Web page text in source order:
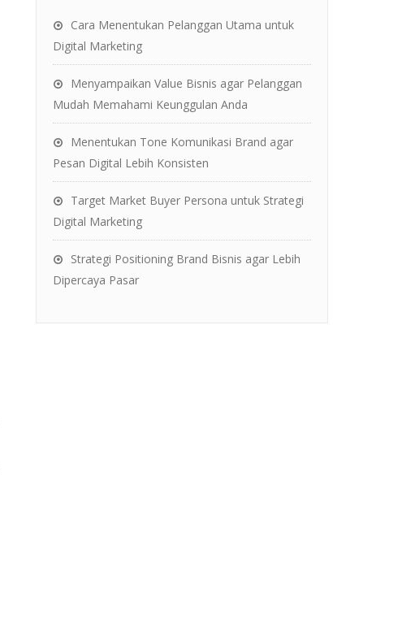
Cara Menentukan Pelanggan Utama untuk
Digital Marketing
Menyampaikan Value Bisnis agar Pelanggan
Mudah Memahami Keunggulan Anda
Menentukan Tone Komunikasi Brand agar
Pesan Digital Lebih Konsisten
Target Market Buyer Persona untuk Strategi
Digital Marketing
Strategi Positioning Brand Bisnis agar Lebih
Dipercaya Pasar